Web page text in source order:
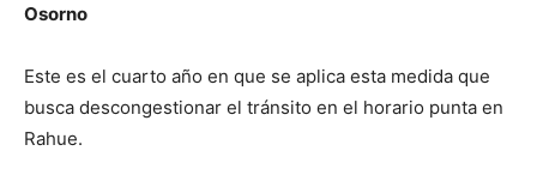
Osorno
Este es el cuarto año en que se aplica esta medida que
busca descongestionar el tránsito en el horario punta en
Rahue.